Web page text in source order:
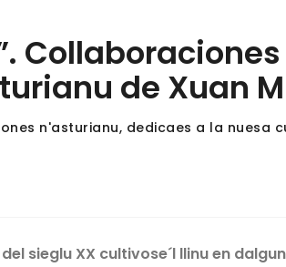
de Xuan
n'asturianu, dedicaes a la nuesa
sieglu XX cultivose´l llinu en